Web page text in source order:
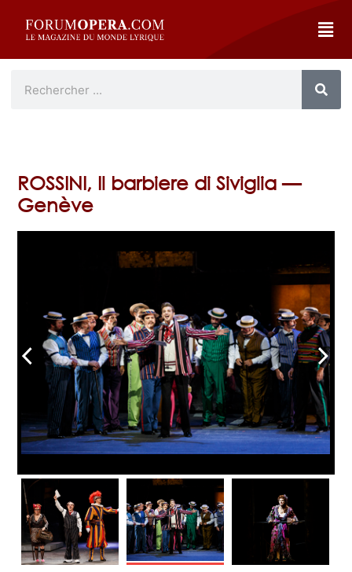
ROSSINI, Il barbiere di Siviglia —
Genève
arrow_back_ios arrow_forward_ios